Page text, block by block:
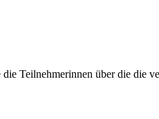
Teilnehmerinnen über die die